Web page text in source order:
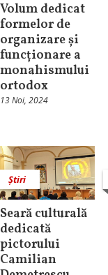
Volum dedicat
formelor de
organizare și
funcționare a
monahismului
ortodox
13 Noi, 2024
Știri
Seară culturală
dedicată
pictorului
Camilian